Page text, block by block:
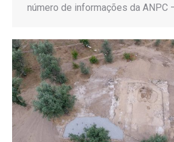
número de informações da ANPC